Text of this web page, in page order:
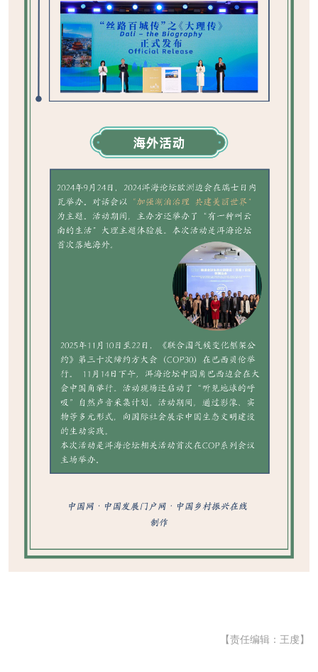
【责任编辑：王虔】